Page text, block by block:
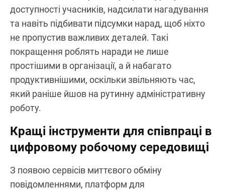
доступності учасників, надсилати нагадування
та навіть підбивати підсумки нарад, щоб ніхто
не пропустив важливих деталей. Такі
покращення роблять наради не лише
простішими в організації, а й набагато
продуктивнішими, оскільки звільняють час,
який раніше йшов на рутинну адміністративну
роботу.
Кращі інструменти для співпраці в
цифровому робочому середовищі
З появою сервісів миттєвого обміну
повідомленнями, платформ для